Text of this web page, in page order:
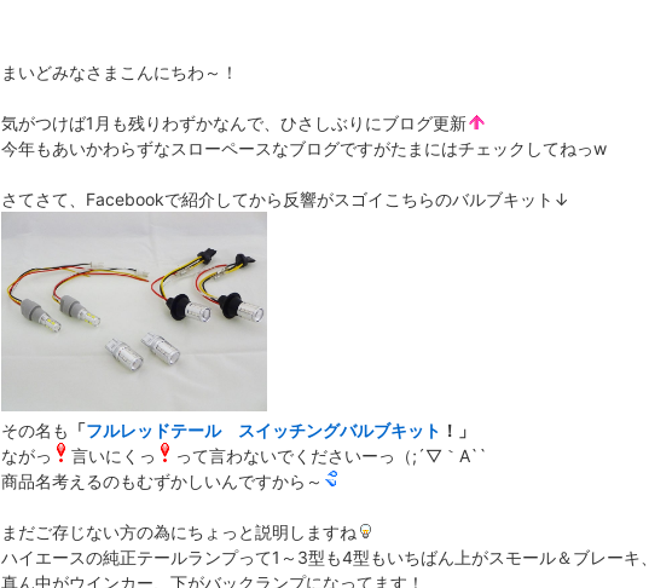
まいどみなさまこんにちわ～！
気がつけば1月も残りわずかなんで、ひさしぶりにブログ更新
今年もあいかわらずなスローペースなブログですがたまにはチェックしてねっw
さてさて、Facebookで紹介してから反響がスゴイこちらのバルブキット↓
その名も 「フルレッドテール スイッチングバルブキット ！」
ながっ
言いにくっ
って言わないでくださいーっ（;´▽｀A``
商品名考えるのもむずかしいんですから～
まだご存じない方の為にちょっと説明しますね
ハイエースの純正テールランプって1～3型も4型もいちばん上がスモール＆ブレーキ、
真ん中がウインカー、下がバックランプになってます！